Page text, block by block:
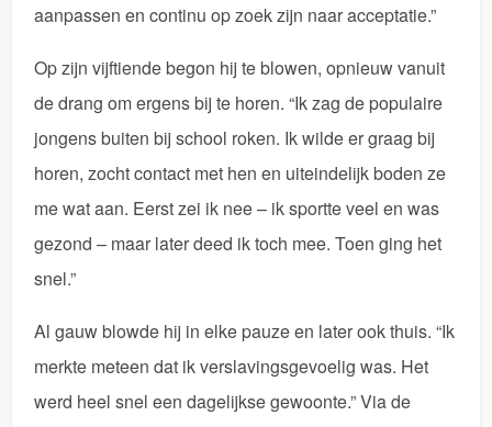
aanpassen en continu op zoek zijn naar acceptatie.”
Op zijn vijftiende begon hij te blowen, opnieuw vanuit
de drang om ergens bij te horen. “Ik zag de populaire
jongens buiten bij school roken. Ik wilde er graag bij
horen, zocht contact met hen en uiteindelijk boden ze
me wat aan. Eerst zei ik nee – ik sportte veel en was
gezond – maar later deed ik toch mee. Toen ging het
snel.”
Al gauw blowde hij in elke pauze en later ook thuis. “Ik
merkte meteen dat ik verslavingsgevoelig was. Het
werd heel snel een dagelijkse gewoonte.” Via de